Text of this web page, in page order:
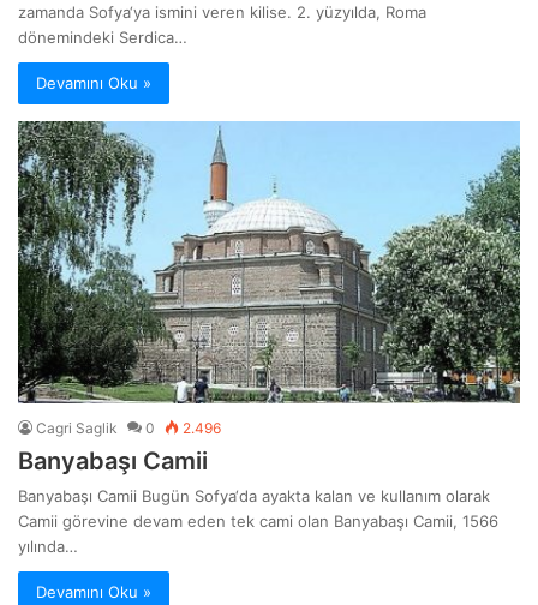
zamanda Sofya‘ya ismini veren kilise. 2. yüzyılda, Roma
dönemindeki Serdica…
Devamını Oku »
Cagri Saglik 0 2.496
Banyabaşı Camii
Banyabaşı Camii Bugün Sofya‘da ayakta kalan ve kullanım olarak
Camii görevine devam eden tek cami olan Banyabaşı Camii, 1566
yılında…
Devamını Oku »